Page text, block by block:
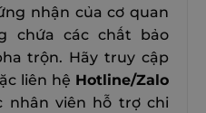
nhận của cơ quan
chứa các chất bảo
trộn. Hãy truy cập
liên hệ Hotline/Zalo
nhân viên hỗ trợ chi